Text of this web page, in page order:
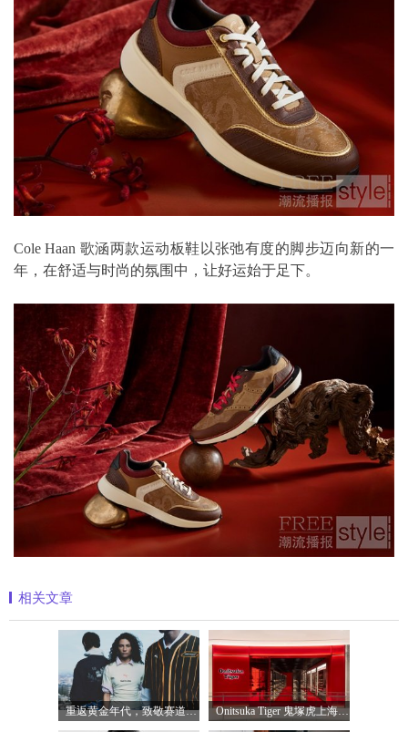
Cole Haan 歌涵两款运动板鞋以张弛有度的脚步迈向新的一
年，在舒适与时尚的氛围中，让好运始于足下。
相关文章
重返黄金年代，致敬赛道传奇 PUMA携手M Onitsuka Tiger 鬼塚虎上海环贸 iapm 概念店盛